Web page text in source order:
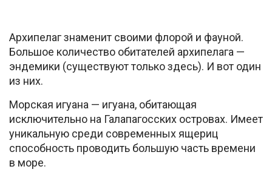
Архипелаг знаменит своими флорой и фауной.
Большое количество обитателей архипелага —
эндемики (существуют только здесь). И вот один
из них.
Морская игуана — игуана, обитающая
исключительно на Галапагосских островах. Имеет
уникальную среди современных ящериц
способность проводить большую часть времени
в море.